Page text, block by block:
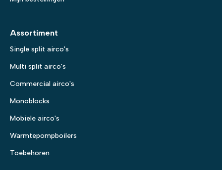
Assortiment
Single split airco's
Multi split airco's
Commercial airco's
Monoblocks
Mobiele airco's
Warmtepompboilers
Toebehoren